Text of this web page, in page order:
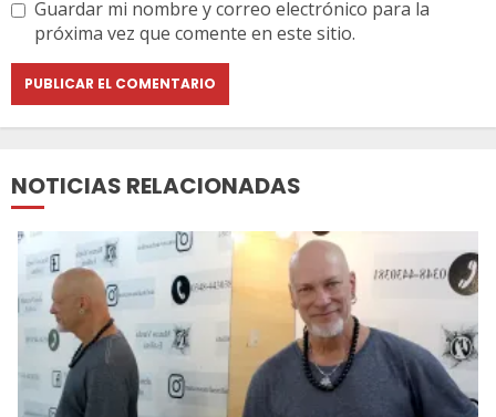
Guardar mi nombre y correo electrónico para la
próxima vez que comente en este sitio.
NOTICIAS RELACIONADAS